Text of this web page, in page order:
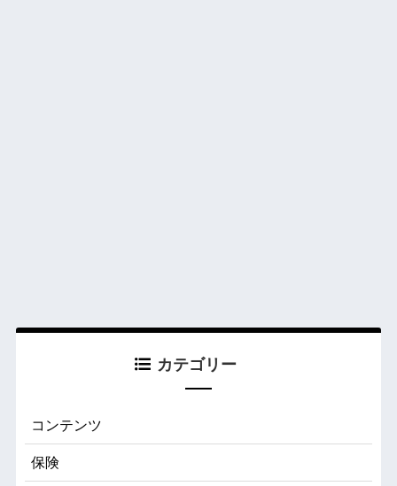
カテゴリー
コンテンツ
保険